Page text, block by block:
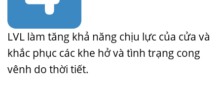
LVL làm tăng khả năng chịu lực của cửa và
khắc phục các khe hở và tình trạng cong
vênh do thời tiết.